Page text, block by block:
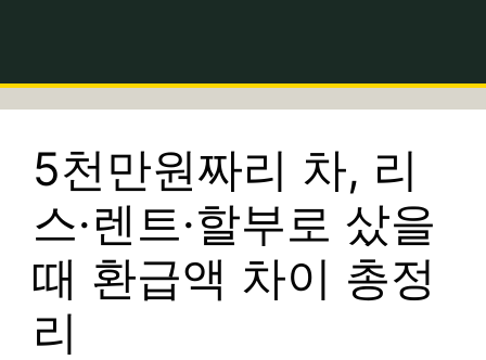
5천만원짜리 차, 리
스·렌트·할부로 샀을
때 환급액 차이 총정
리